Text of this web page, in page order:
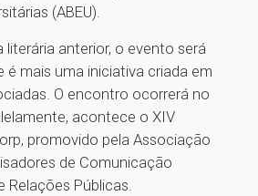
(ABEU).
literária anterior, o evento será
mais uma iniciativa criada em
O encontro ocorrerá no
acontece o XIV
promovido pela Associação
de Comunicação
Relações Públicas.